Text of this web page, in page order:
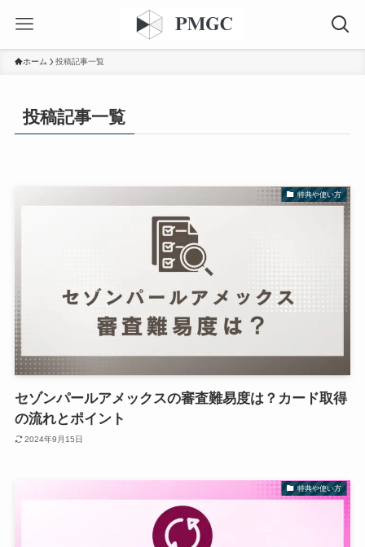
ホーム 投稿記事一覧
投稿記事一覧
特典や使い方
セゾンパールアメックスの審査難易度は？カード取得
の流れとポイント
2024年9月15日
特典や使い方